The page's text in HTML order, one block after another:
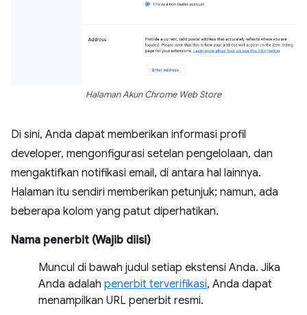
Halaman Akun Chrome Web Store
Di sini, Anda dapat memberikan informasi profil
developer, mengonfigurasi setelan pengelolaan, dan
mengaktifkan notifikasi email, di antara hal lainnya.
Halaman itu sendiri memberikan petunjuk; namun, ada
beberapa kolom yang patut diperhatikan.
Nama penerbit (Wajib diisi)
Muncul di bawah judul setiap ekstensi Anda. Jika
Anda adalah penerbit terverifikasi, Anda dapat
menampilkan URL penerbit resmi.